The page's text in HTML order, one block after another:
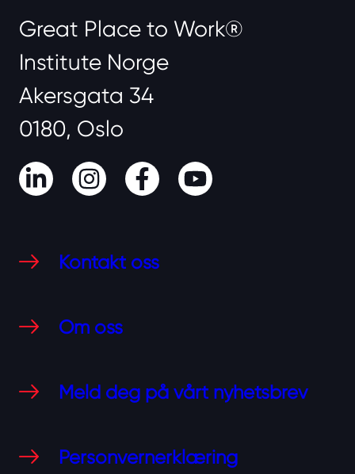
Great Place to Work®
Institute Norge
Akersgata 34
0180, Oslo
LinkedInInstagram
FacebookYoutube
Kontakt oss
Om oss
Meld deg på vårt nyhetsbrev
Personvernerklæring